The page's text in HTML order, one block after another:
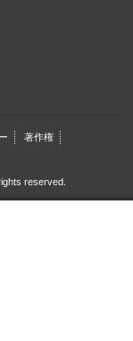
著作権
reserved.